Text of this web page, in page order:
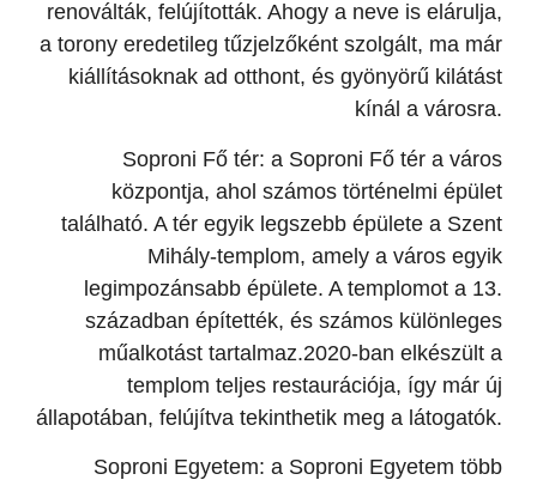
renoválták, felújították. Ahogy a neve is elárulja,
a torony eredetileg tűzjelzőként szolgált, ma már
kiállításoknak ad otthont, és gyönyörű kilátást
kínál a városra.
Soproni Fő tér: a Soproni Fő tér a város
központja, ahol számos történelmi épület
található. A tér egyik legszebb épülete a Szent
Mihály-templom, amely a város egyik
legimpozánsabb épülete. A templomot a 13.
században építették, és számos különleges
műalkotást tartalmaz.2020-ban elkészült a
templom teljes restaurációja, így már új
állapotában, felújítva tekinthetik meg a látogatók.
Soproni Egyetem: a Soproni Egyetem több